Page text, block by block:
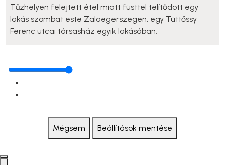
Tűzhelyen felejtett étel miatt füsttel telítődött egy
lakás szombat este Zalaegerszegen, egy Tüttőssy
Ferenc utcai társasház egyik lakásában.
Mégsem Beállítások mentése